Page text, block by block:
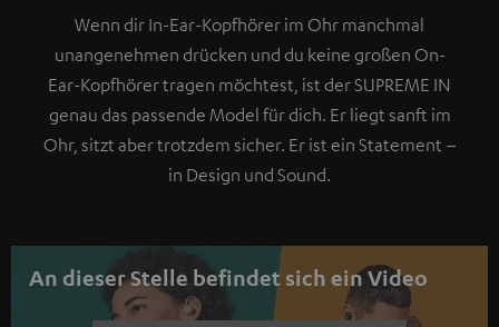
Wenn dir In-Ear-Kopfhörer im Ohr manchmal
unangenehmen drücken und du keine großen On-
Ear-Kopfhörer tragen möchtest, ist der SUPREME IN
genau das passende Model für dich. Er liegt sanft im
Ohr, sitzt aber trotzdem sicher. Er ist ein Statement –
in Design und Sound.
An dieser Stelle befindet sich ein Video